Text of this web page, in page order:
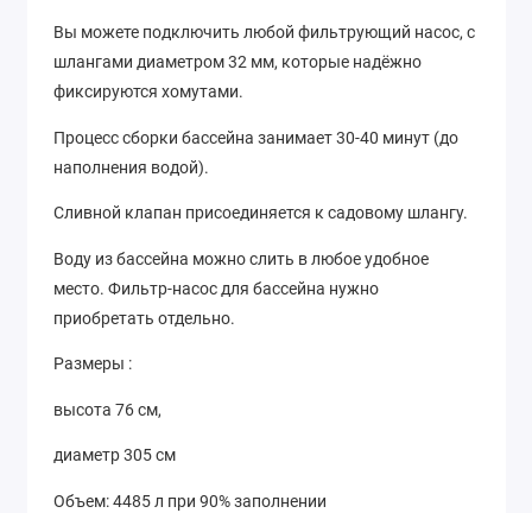
Вы можете подключить любой фильтрующий насос, с
шлангами диаметром 32 мм, которые надёжно
фиксируются хомутами.
Процесс сборки бассейна занимает 30-40 минут (до
наполнения водой).
Сливной клапан присоединяется к садовому шлангу.
Воду из бассейна можно слить в любое удобное
место. Фильтр-насос для бассейна нужно
приобретать отдельно.
Размеры :
высота 76 см,
диаметр 305 см
Объем: 4485 л при 90% заполнении